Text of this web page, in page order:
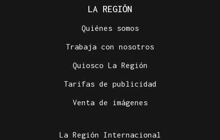
LA REGIÓN
Quiénes somos
Trabaja con nosotros
Quiosco La Región
Tarifas de publicidad
Venta de imágenes
La Región Internacional